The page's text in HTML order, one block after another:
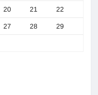
20 21 22
27 28 29